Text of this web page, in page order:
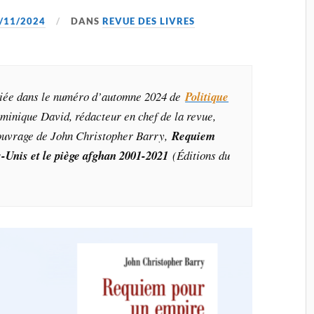
11/2024 DANSREVUE DES LIVRES
dans le numéro d’automne 2024 dePolitique
David, rédacteur en chef de la revue,
de John Christopher Barry, Requiem
et le piège afghan 2001-2021(Éditions du